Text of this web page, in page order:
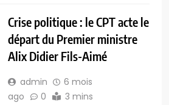
Crise politique : le CPT acte le
départ du Premier ministre
Alix Didier Fils-Aimé
admin
6 mois
ago
0 3 mins